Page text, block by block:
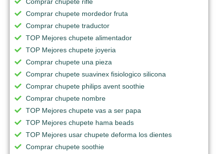
Comprar chupete mordedor fruta
Comprar chupete traductor
TOP Mejores chupete alimentador
TOP Mejores chupete joyeria
Comprar chupete una pieza
Comprar chupete suavinex fisiologico silicona
Comprar chupete philips avent soothie
Comprar chupete nombre
TOP Mejores chupete vas a ser papa
TOP Mejores chupete hama beads
TOP Mejores usar chupete deforma los dientes
Comprar chupete soothie